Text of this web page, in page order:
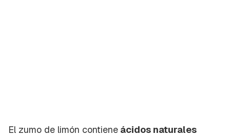
El zumo de limón contiene ácidos naturales